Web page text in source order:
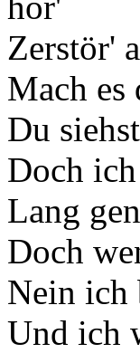
Zerstör'
Mach es
Du
Doch
Lang
Doch
Nein ich
Und ich